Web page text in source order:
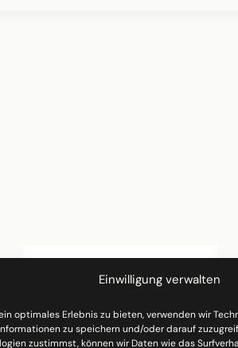
Einwilligung verwalten
optimales Erlebnis zu bieten, verwenden wir
zu speichern und/oder darauf
zustimmst, können wir Daten wie das